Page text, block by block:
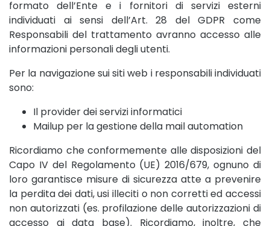
formato dell’Ente e i fornitori di servizi esterni
individuati ai sensi dell’Art. 28 del GDPR come
Responsabili del trattamento avranno accesso alle
informazioni personali degli utenti.
Per la navigazione sui siti web i responsabili individuati
sono:
Il provider dei servizi informatici
Mailup per la gestione della mail automation
Ricordiamo che conformemente alle disposizioni del
Capo IV del Regolamento (UE) 2016/679, ognuno di
loro garantisce misure di sicurezza atte a prevenire
la perdita dei dati, usi illeciti o non corretti ed accessi
non autorizzati (es. profilazione delle autorizzazioni di
accesso ai data base). Ricordiamo, inoltre, che